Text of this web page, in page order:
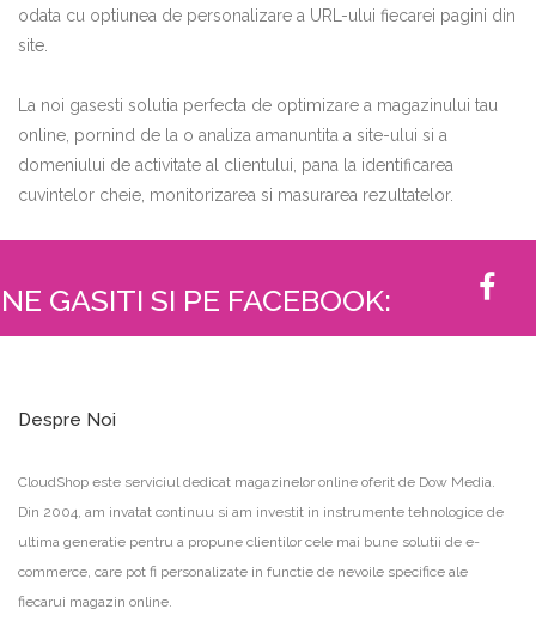
odata cu optiunea de personalizare a URL-ului fiecarei pagini din
site.
La noi gasesti solutia perfecta de optimizare a magazinului tau
online, pornind de la o analiza amanuntita a site-ului si a
domeniului de activitate al clientului, pana la identificarea
cuvintelor cheie, monitorizarea si masurarea rezultatelor.
NE GASITI SI PE FACEBOOK:
Despre Noi
CloudShop este serviciul dedicat magazinelor online oferit de Dow Media.
Din 2004, am invatat continuu si am investit in instrumente tehnologice de
ultima generatie pentru a propune clientilor cele mai bune solutii de e-
commerce, care pot fi personalizate in functie de nevoile specifice ale
fiecarui magazin online.